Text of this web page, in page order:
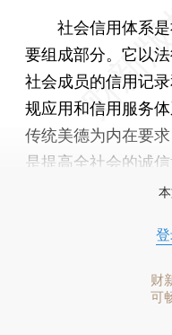
社会信用体系是
要组成部分。它以
社会成员的信用记
规应用和信用服务
传统美德为内在要
是提高全社会的诚信
财
可